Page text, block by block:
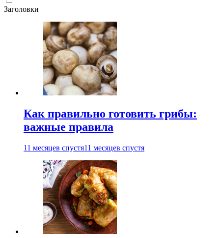
Заголовки
Как правильно готовить грибы:
важные правила
11 месяцев спустя11 месяцев спустя